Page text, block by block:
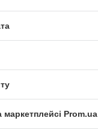
Prom.ua